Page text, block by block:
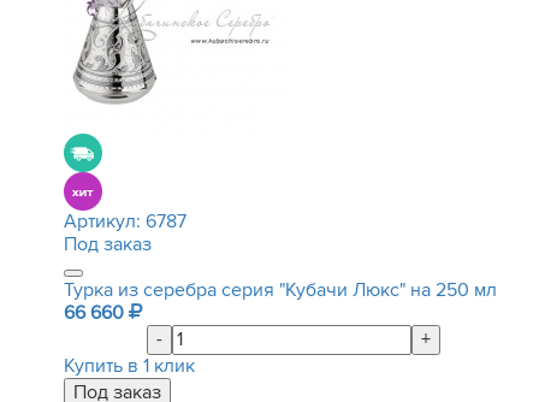
Артикул: 6787
Под заказ
Турка из серебра серия "Кубачи Люкс" на 250 мл
66 660
-
+
Купить в 1 клик